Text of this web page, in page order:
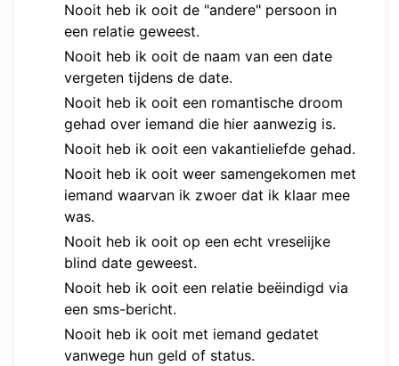
Nooit heb ik ooit de "andere" persoon in
een relatie geweest.
Nooit heb ik ooit de naam van een date
vergeten tijdens de date.
Nooit heb ik ooit een romantische droom
gehad over iemand die hier aanwezig is.
Nooit heb ik ooit een vakantieliefde gehad.
Nooit heb ik ooit weer samengekomen met
iemand waarvan ik zwoer dat ik klaar mee
was.
Nooit heb ik ooit op een echt vreselijke
blind date geweest.
Nooit heb ik ooit een relatie beëindigd via
een sms-bericht.
Nooit heb ik ooit met iemand gedatet
vanwege hun geld of status.